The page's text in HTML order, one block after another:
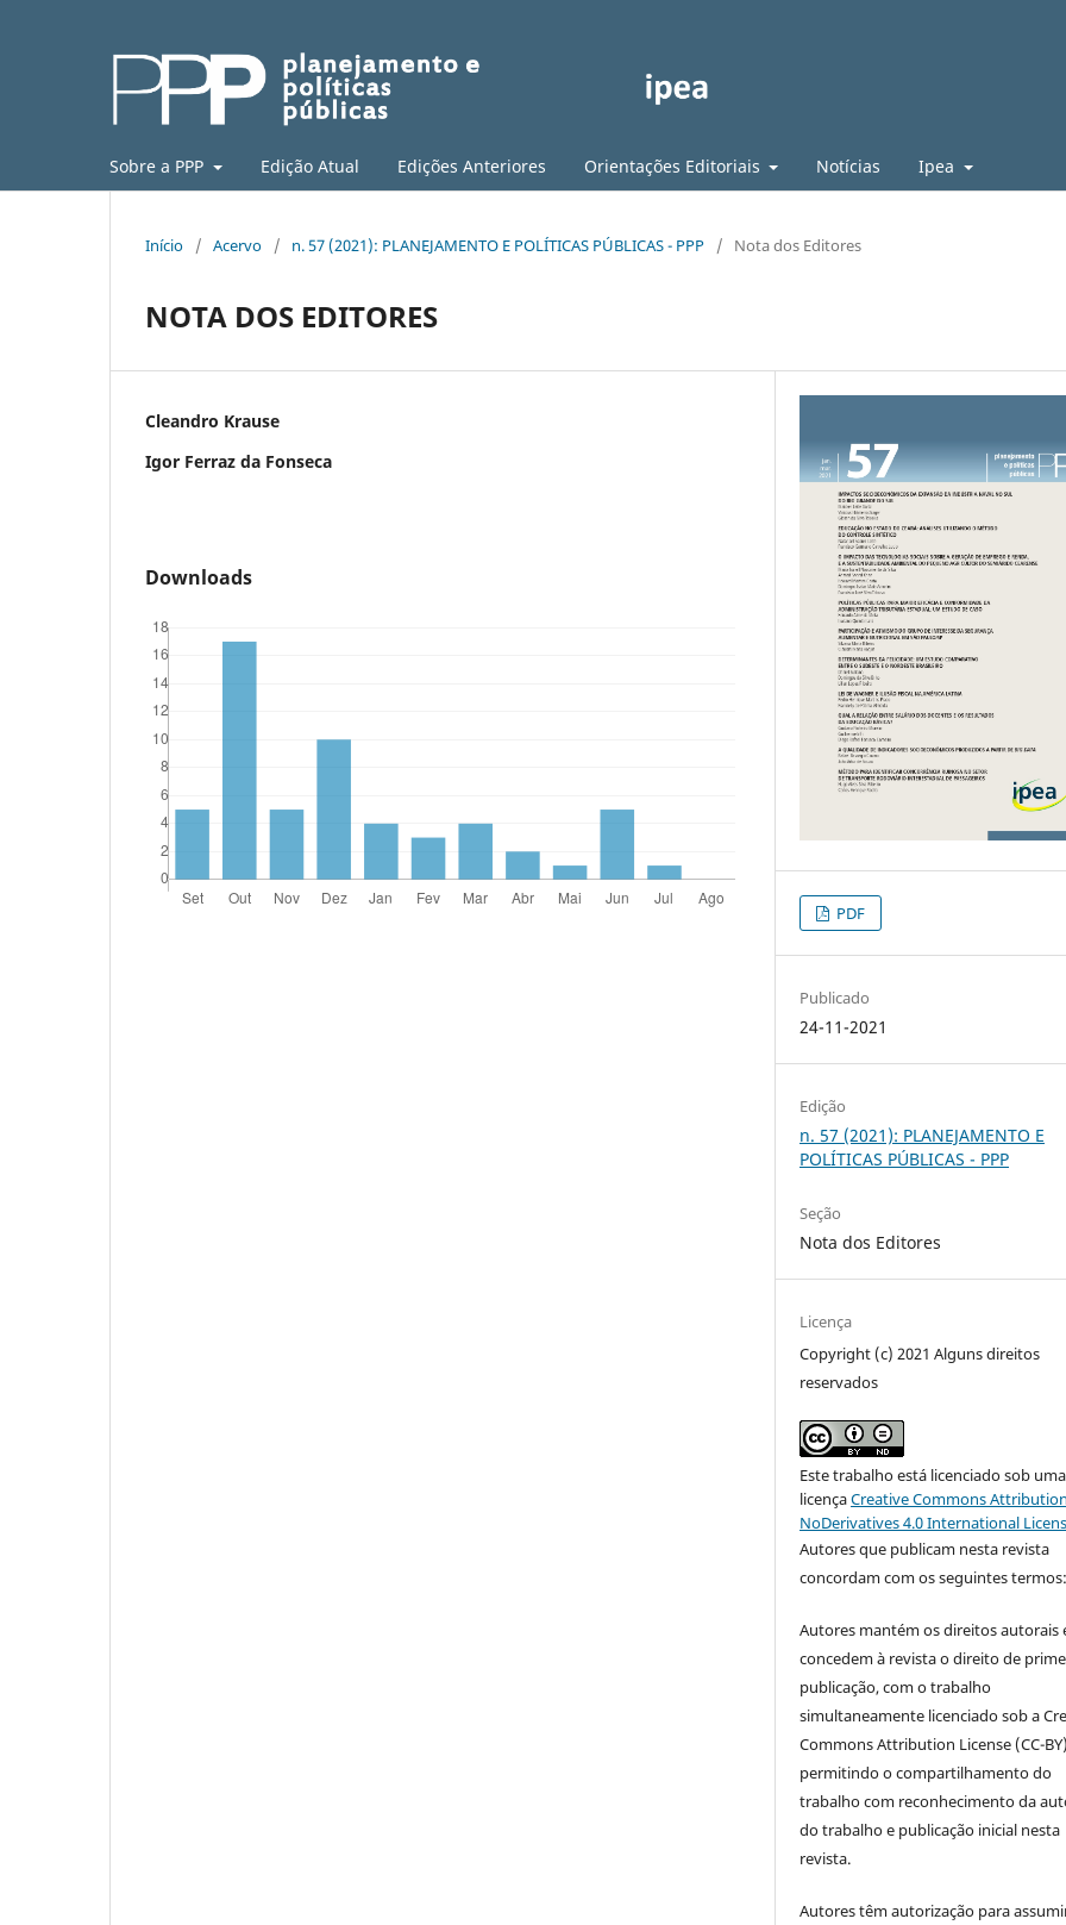
Sobre a PPP Edição Atual Edições Anteriores Orientações Editoriais Notícias Ipea
Início / Acervo / n. 57 (2021): PLANEJAMENTO E POLÍTICAS PÚBLICAS - PPP / Nota dos Editores
NOTA DOS EDITORES
Cleandro Krause
Igor Ferraz da Fonseca
Downloads
PDF
Publicado
24-11-2021
Edição
n. 57 (2021): PLANEJAMENTO E
POLÍTICAS PÚBLICAS - PPP
Seção
Nota dos Editores
Licença
Copyright (c) 2021 Alguns direitos
reservados
Este trabalho está licenciado sob uma
licençaCreative Commons
NoDerivatives 4.0 International
Autores que publicam nesta revista
concordam com os seguintes termos:
Autores mantém os direitos autorais
concedem à revista o direito de
publicação, com o trabalho
simultaneamente licenciado sob a
Commons Attribution License (CC-
permitindo o compartilhamento do
trabalho com reconhecimento da
do trabalho e publicação inicial nesta
revista.
Autores têm autorização para